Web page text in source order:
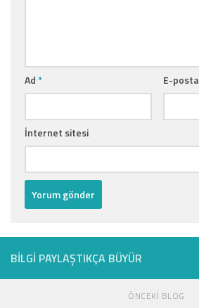
Ad* E-posta
İnternet sitesi
BILGI PAYLAŞTIKÇA BÜYÜR
ÖNCEKI BLOG